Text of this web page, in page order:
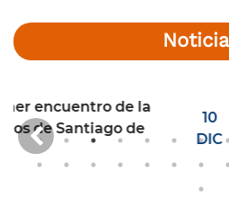
Anterior
Alcaldía de Cali
Observatorios de
10
DIC